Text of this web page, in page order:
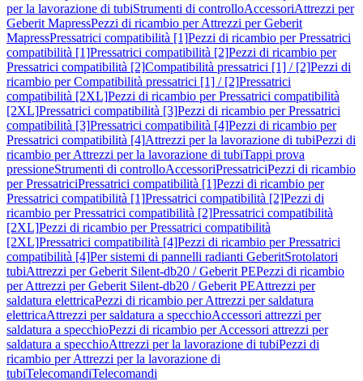
per la lavorazione di tubiStrumenti di controlloAccessoriAttrezzi per
Geberit MapressPezzi di ricambio per Attrezzi per Geberit
MapressPressatrici compatibilità [1]Pezzi di ricambio per Pressatrici
compatibilità [1]Pressatrici compatibilità [2]Pezzi di ricambio per
Pressatrici compatibilità [2]Compatibilità pressatrici [1] / [2]Pezzi di
ricambio per Compatibilità pressatrici [1] / [2]Pressatrici
compatibilità [2XL]Pezzi di ricambio per Pressatrici compatibilità
[2XL]Pressatrici compatibilità [3]Pezzi di ricambio per Pressatrici
compatibilità [3]Pressatrici compatibilità [4]Pezzi di ricambio per
Pressatrici compatibilità [4]Attrezzi per la lavorazione di tubiPezzi di
ricambio per Attrezzi per la lavorazione di tubiTappi prova
pressioneStrumenti di controlloAccessoriPressatriciPezzi di ricambio
per PressatriciPressatrici compatibilità [1]Pezzi di ricambio per
Pressatrici compatibilità [1]Pressatrici compatibilità [2]Pezzi di
ricambio per Pressatrici compatibilità [2]Pressatrici compatibilità
[2XL]Pezzi di ricambio per Pressatrici compatibilità
[2XL]Pressatrici compatibilità [4]Pezzi di ricambio per Pressatrici
compatibilità [4]Per sistemi di pannelli radianti GeberitSrotolatori
tubiAttrezzi per Geberit Silent-db20 / Geberit PEPezzi di ricambio
per Attrezzi per Geberit Silent-db20 / Geberit PEAttrezzi per
saldatura elettricaPezzi di ricambio per Attrezzi per saldatura
elettricaAttrezzi per saldatura a specchioAccessori attrezzi per
saldatura a specchioPezzi di ricambio per Accessori attrezzi per
saldatura a specchioAttrezzi per la lavorazione di tubiPezzi di
ricambio per Attrezzi per la lavorazione di
tubiTelecomandiTelecomandi